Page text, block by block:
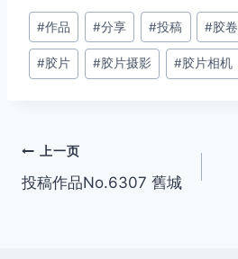
文
章
标
#作品 #分享 #投稿 #胶卷
#胶片 #胶片摄影 #胶片相机
文
章
上一页
投稿作品No.6307 舊城